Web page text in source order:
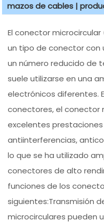
mazos de cables |
El conector
un tipo de conector
un número reducido de
suele utilizarse en una
electrónicos diferentes.
conectores, el conector
excelentes
antiinterferencias,
lo que se ha utilizado
conectores de alto
funciones de los
siguientes:Transmisión
microcirculares pueden